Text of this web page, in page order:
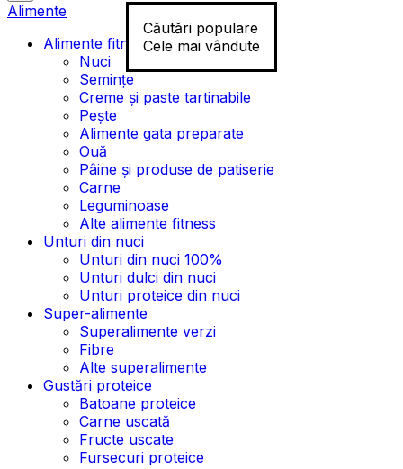
Căutări populare
Cele mai vândute
Alimente
Alimente fitness
Nuci
Semințe
Creme și paste tartinabile
Pește
Alimente gata preparate
Ouă
Pâine și produse de patiserie
Carne
Leguminoase
Alte alimente fitness
Unturi din nuci
Unturi din nuci 100%
Unturi dulci din nuci
Unturi proteice din nuci
Super-alimente
Superalimente verzi
Fibre
Alte superalimente
Gustări proteice
Batoane proteice
Carne uscată
Fructe uscate
Fursecuri proteice